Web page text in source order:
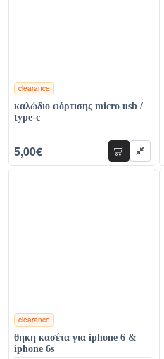
clearance
καλώδιο φόρτισης micro usb /
type-c
5,00€ προσθήκη
clearance
χρώματα
θηκη κασέτα για iphone 6 &
iphone 6s